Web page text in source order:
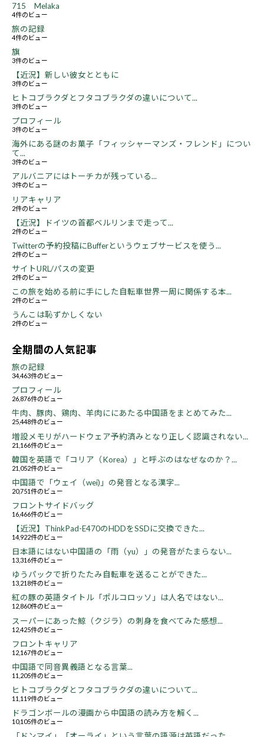
715 Melaka
4件のビュー
旅の記録
4件のビュー
旗
3件のビュー
【近況】新しい彼女とともに
3件のビュー
ヒトコブラクダとフタコブラクダの違いについて...
3件のビュー
プロフィール
3件のビュー
海外にある謎のお菓子「フィッシャーマンズ・フレンド」につい
て...
3件のビュー
アルバニアにはトーチカが残っている...
3件のビュー
リアキャリア
2件のビュー
【近況】ドイツの首都ベルリンまで走って...
2件のビュー
Twitterの予約投稿にBufferというウェブサービスを使う...
2件のビュー
サイトURL/パスの変更
2件のビュー
この旅を始める前に手にした自転車世界一周に関係する本...
2件のビュー
うんこは恥ずかしくない
2件のビュー
全期間の人気記事
旅の記録
34,463件のビュー
プロフィール
26,876件のビュー
牛肉、豚肉、鶏肉、羊肉ににあたる中国語をまとめてみた...
25,448件のビュー
増設メモリがハードウェア予約済みとなり正しく認識されない...
21,166件のビュー
韓国を英語で「コリア（Korea）」と呼ぶのはなぜなのか？...
21,052件のビュー
中国語で「ウェイ（wei)」の発音となる漢字...
20,751件のビュー
フロントサイドバッグ
16,466件のビュー
【近況】ThinkPad-E470のHDDをSSDに交換できた...
14,922件のビュー
日本語にはない中国語の「雨（yu）」の発音がたまらない...
13,316件のビュー
ゆうパックで折りたたみ自転車を送ることができた...
13,218件のビュー
紅の豚の英語タイトル「ポルコロッソ」は人名ではない...
12,860件のビュー
スーパーにあった鯨（クジラ）の刺身を食べてみた感想...
12,425件のビュー
フロントキャリア
12,167件のビュー
中国語で同音異義語となる言葉...
11,205件のビュー
ヒトコブラクダとフタコブラクダの違いについて...
11,119件のビュー
ドラゴンボールの漫画から中国語の読み方を解く...
10,105件のビュー